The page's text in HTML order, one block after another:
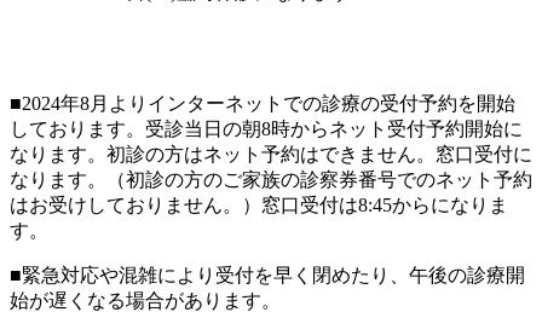
■2024年8月よりインターネットでの診療の受付予約を開始
しております。受診当日の朝8時からネット受付予約開始に
なります。初診の方はネット予約はできません。窓口受付に
なります。（初診の方のご家族の診察券番号でのネット予約
はお受けしておりません。）窓口受付は8:45からになりま
す。
■緊急対応や混雑により受付を早く閉めたり、午後の診療開
始が遅くなる場合があります。